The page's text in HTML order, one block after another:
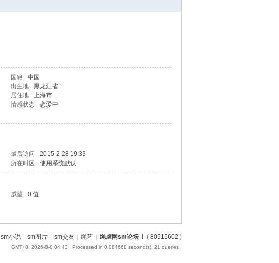
国籍
中国
出生地
黑龙江省
居住地
上海市
情感状态
恋爱中
最后访问
2015-2-28 19:33
所在时区 使用系统默认
威望
0 值
sm小说 | sm图片 | sm交友 | 绳艺 | 绳虐网sm论坛！ ( 80515602 )
GMT+8, 2026-8-8 04:43 , Processed in 0.084668 second(s), 21 queries .